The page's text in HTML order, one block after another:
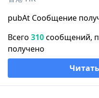
pubAt Сообщение
Всего 310сообщений,
получено